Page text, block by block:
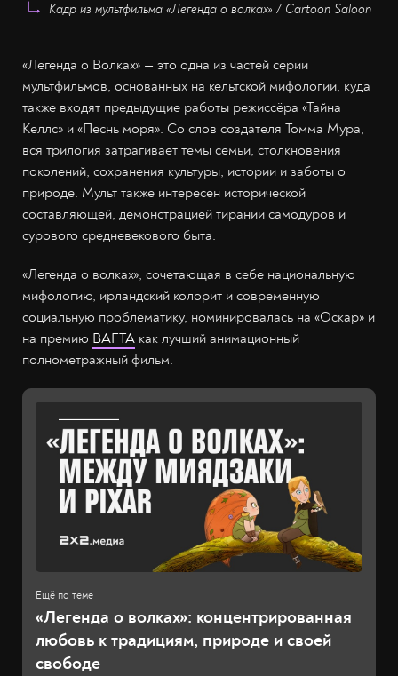
Кадр из мультфильма «Легенда о волках» / Cartoon Saloon
«Легенда о Волках» — это одна из частей серии
мультфильмов, основанных на кельтской мифологии, куда
также входят предыдущие работы режиссёра «Тайна
Келлс» и «Песнь моря». Со слов создателя Томма Мура,
вся трилогия затрагивает темы семьи, столкновения
поколений, сохранения культуры, истории и заботы о
природе. Мульт также интересен исторической
составляющей, демонстрацией тирании самодуров и
сурового средневекового быта.
«Легенда о волках», сочетающая в себе национальную
мифологию, ирландский колорит и современную
социальную проблематику, номинировалась на «Оскар» и
на премию BAFTA как лучший анимационный
полнометражный фильм.
«Легенда о волках»: концентрированная
любовь к традициям, природе и своей
свободе